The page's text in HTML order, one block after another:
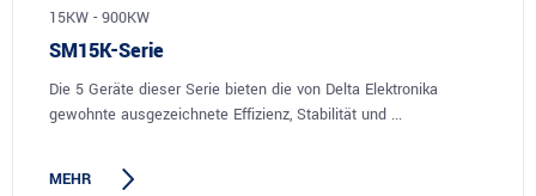
15KW - 900KW
SM15K-Serie
Die 5 Geräte dieser Serie bieten die von Delta Elektronika
gewohnte ausgezeichnete Effizienz, Stabilität und ...
MEHR